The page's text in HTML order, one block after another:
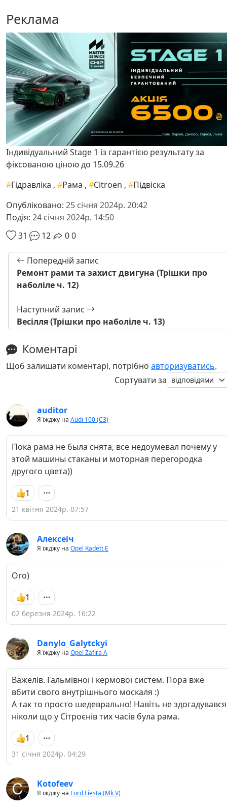
Реклама
Індивідуальний Stage 1 із гарантією результату за
фіксованою ціною до 15.09.26
#Гідравліка , #Рама , #Citroen , #Підвіска
Опубліковано: 25 січня 2024р. 20:42
Подія: 24 січня 2024р. 14:50
31
12 00
Попередній запис
Ремонт рами та захист двигуна (Трішки про
наболіле ч. 12)
Наступний запис
Весілля (Трішки про наболіле ч. 13)
Коментарі
Щоб залишати коментарі, потрібно авторизуватись.
Сортувати за
auditor
Я їжджу на Audi 100 (C3)
Пока рама не была снята, все недоумевал почему у
этой машины стаканы и моторная перегородка
другого цвета))
1
21 квітня 2024р. 07:57
Алексеіч
Я їжджу на Opel Kadett E
Ого)
1
02 березня 2024р. 16:22
Danylo_Galytckyi
Я їжджу на Opel Zafira A
Важелів. Гальмівної і кермової систем. Пора вже
вбити свого внутрішнього москаля :)
А так то просто шедеврально! Навіть не здогадувався
ніколи що у Сітроєнів тих часів була рама.
1
31 січня 2024р. 04:29
Kotofeev
Я їжджу на Ford Fiesta (Mk V)